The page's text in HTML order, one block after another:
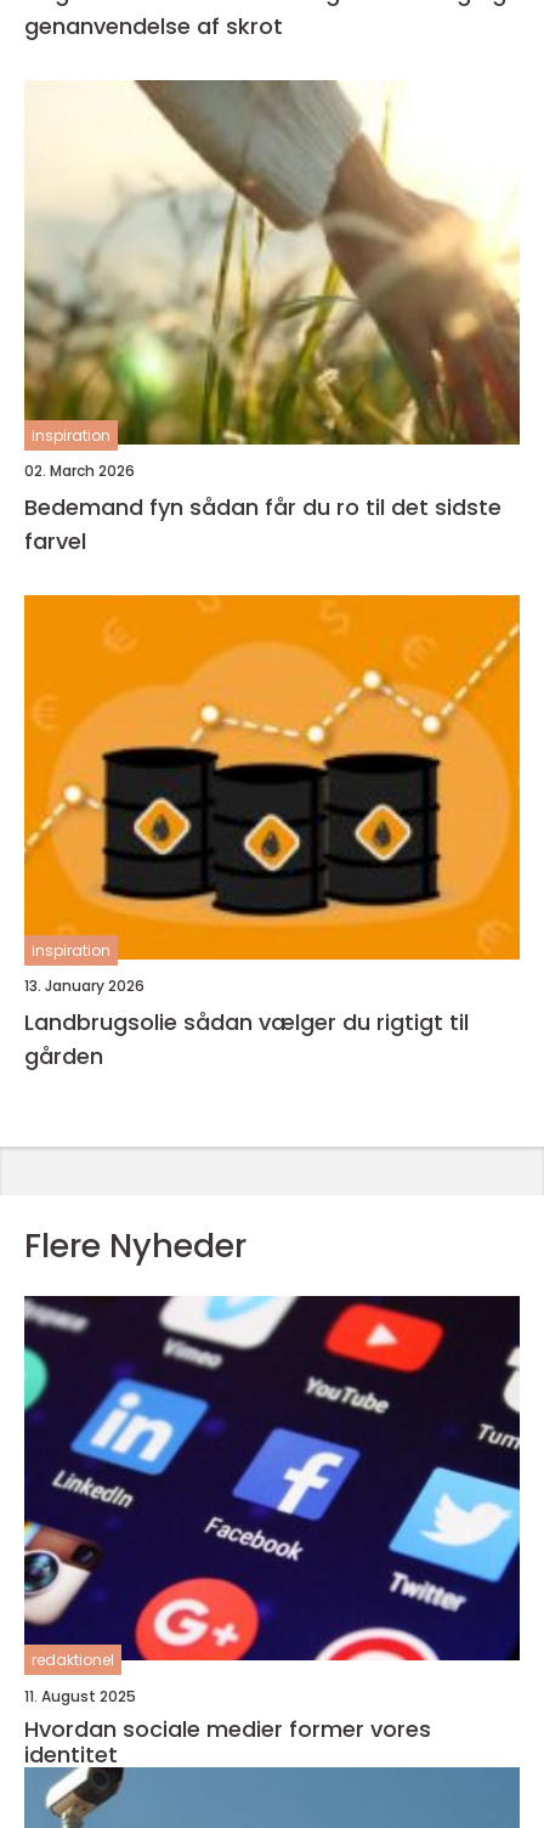
genanvendelse af skrot
inspiration
02. March 2026
Bedemand fyn sådan får du ro til det sidste
farvel
inspiration
13. January 2026
Landbrugsolie sådan vælger du rigtigt til
gården
Flere Nyheder
redaktionel
11. August 2025
Hvordan sociale medier former vores
identitet